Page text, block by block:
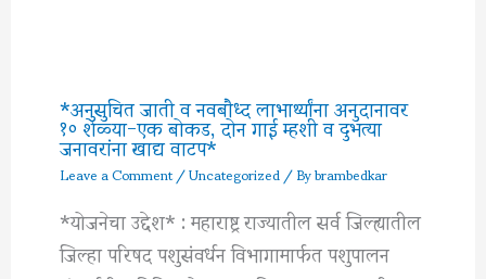
*अनुसुचित जाती व नवबौध्द लाभार्थ्यांना अनुदानावर
१० शेळ्या-एक बोकड, दोन गाई म्हशी व दुभत्या
जनावरांना खाद्य वाटप*
Leave a Comment/Uncategorized/ Bybrambedkar
*योजनेचा उद्देश* : महाराष्ट्र राज्यातील सर्व जिल्ह्यातील
जिल्हा परिषद पशुसंवर्धन विभागामार्फत पशुपालन